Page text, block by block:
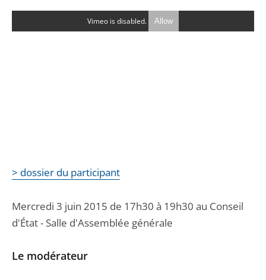
Vimeo is disabled. Allow
> dossier du participant
Mercredi 3 juin 2015 de 17h30 à 19h30 au Conseil
d'État - Salle d'Assemblée générale
Le modérateur